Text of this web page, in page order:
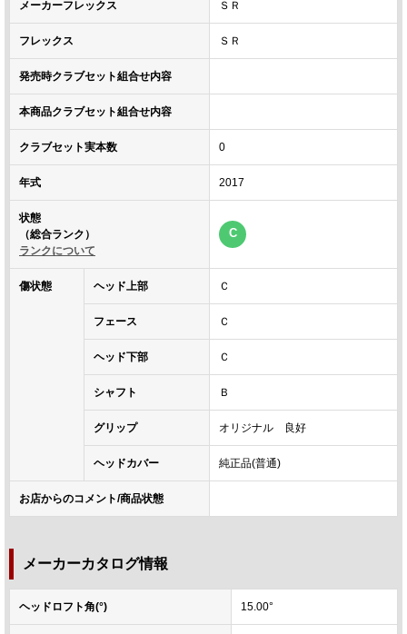
メーカーフレックス ＳＲ
フレックス ＳＲ
発売時クラブセット組合せ内容
本商品クラブセット組合せ内容
クラブセット実本数 0
年式 2017
状態
（総合ランク）
ランクについて
C
傷状態 ヘッド上部 Ｃ
フェース Ｃ
ヘッド下部 Ｃ
シャフト Ｂ
グリップ オリジナル 良好
ヘッドカバー 純正品(普通)
お店からのコメント/商品状態
メーカーカタログ情報
ヘッドロフト角(°) 15.00°